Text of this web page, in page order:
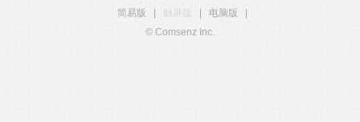
简易版
触屏版 电脑版
© Comsenz Inc.